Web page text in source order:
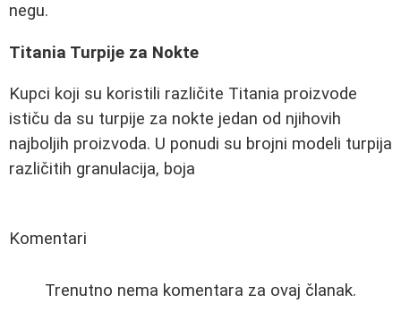
negu.
Titania Turpije za Nokte
Kupci koji su koristili različite Titania proizvode
ističu da su turpije za nokte jedan od njihovih
najboljih proizvoda. U ponudi su brojni modeli turpija
različitih granulacija, boja
Komentari
Trenutno nema komentara za ovaj članak.